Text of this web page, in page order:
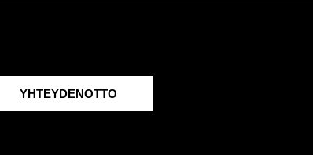
YHTEYDENOTTO